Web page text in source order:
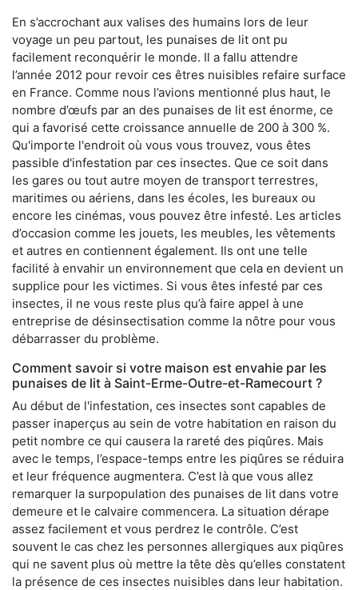
En s’accrochant aux valises des humains lors de leur
voyage un peu partout, les punaises de lit ont pu
facilement reconquérir le monde. Il a fallu attendre
l’année 2012 pour revoir ces êtres nuisibles refaire surface
en France. Comme nous l’avions mentionné plus haut, le
nombre d’œufs par an des punaises de lit est énorme, ce
qui a favorisé cette croissance annuelle de 200 à 300 %.
Qu'importe l'endroit où vous vous trouvez, vous êtes
passible d'infestation par ces insectes. Que ce soit dans
les gares ou tout autre moyen de transport terrestres,
maritimes ou aériens, dans les écoles, les bureaux ou
encore les cinémas, vous pouvez être infesté. Les articles
d’occasion comme les jouets, les meubles, les vêtements
et autres en contiennent également. Ils ont une telle
facilité à envahir un environnement que cela en devient un
supplice pour les victimes. Si vous êtes infesté par ces
insectes, il ne vous reste plus qu’à faire appel à une
entreprise de désinsectisation comme la nôtre pour vous
débarrasser du problème.
Comment savoir si votre maison est envahie par les
punaises de lit à Saint-Erme-Outre-et-Ramecourt ?
Au début de l'infestation, ces insectes sont capables de
passer inaperçus au sein de votre habitation en raison du
petit nombre ce qui causera la rareté des piqûres. Mais
avec le temps, l’espace-temps entre les piqûres se réduira
et leur fréquence augmentera. C’est là que vous allez
remarquer la surpopulation des punaises de lit dans votre
demeure et le calvaire commencera. La situation dérape
assez facilement et vous perdrez le contrôle. C’est
souvent le cas chez les personnes allergiques aux piqûres
qui ne savent plus où mettre la tête dès qu’elles constatent
la présence de ces insectes nuisibles dans leur habitation.